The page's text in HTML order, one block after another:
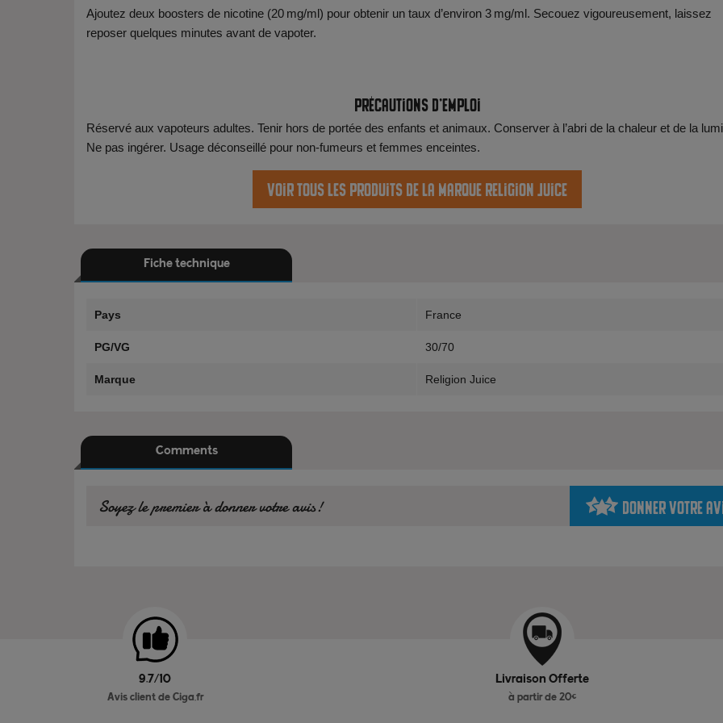
Ajoutez deux boosters de nicotine (20 mg/ml) pour obtenir un taux d’environ 3 mg/ml. Secouez vigoureusement, laissez
reposer quelques minutes avant de vapoter.
Précautions d’emploi
Réservé aux vapoteurs adultes. Tenir hors de portée des enfants et animaux. Conserver à l’abri de la chaleur et de la
Ne pas ingérer. Usage déconseillé pour non-fumeurs et femmes enceintes.
Voir tous les produits de la marque Religion Juice
Fiche technique
Pays France
PG/VG 30/70
Marque Religion Juice
Comments
Soyez le premier à donner votre avis! Donner votre
9.7/10
Avis client de Ciga.fr
Livraison Offerte
à partir de 20€